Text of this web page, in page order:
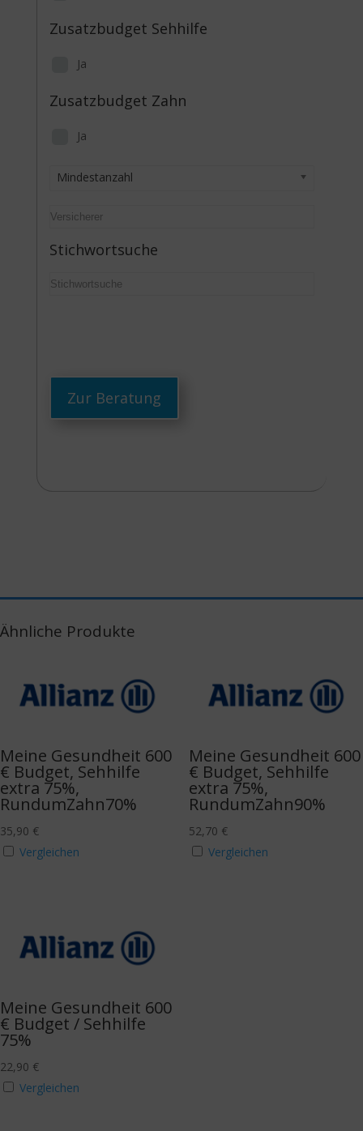
Zusatzbudget Sehhilfe
Ja
Zusatzbudget Zahn
Ja
Mindestanzahl
Stichwortsuche
Zur Beratung
Ähnliche Produkte
Meine Gesundheit 600
€ Budget, Sehhilfe
extra 75%,
RundumZahn70%
35,90 €
Vergleichen
Meine Gesundheit 600
€ Budget, Sehhilfe
extra 75%,
RundumZahn90%
52,70 €
Vergleichen
Meine Gesundheit 600
€ Budget / Sehhilfe
75%
22,90 €
Vergleichen